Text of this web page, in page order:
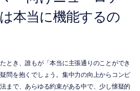
本当に機能するの
とき、誰もが「本当に主張通りのことができ
問を抱くでしょう。集中力の向上からコンピ
まで、あらゆる約束がある中で、少し懐疑的